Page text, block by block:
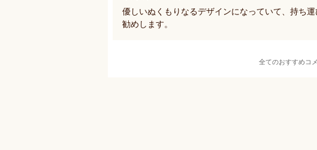
優しいぬくもりなるデザインになっていて、持ち
勧めします。
全てのおすすめコ